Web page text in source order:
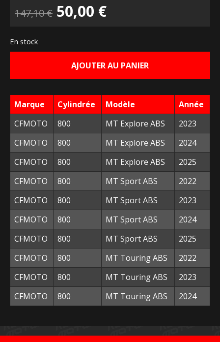
147,10€ Le
initial
était :
147,10 €.
50,00 €Le
actuel
est :
50,00 €.
En stock
AJOUTER AU PANIER
Marque Cylindrée Modèle
Année
CFMOTO
800 MT Explore ABS
2023
CFMOTO
800 MT Explore ABS
2024
CFMOTO
800 MT Explore ABS
2025
CFMOTO
800 MT Sport ABS
2022
CFMOTO
800 MT Sport ABS
2023
CFMOTO
800 MT Sport ABS
2024
CFMOTO
800 MT Sport ABS
2025
CFMOTO
800 MT Touring ABS
2022
CFMOTO
800 MT Touring ABS
2023
CFMOTO
800 MT Touring ABS 2024